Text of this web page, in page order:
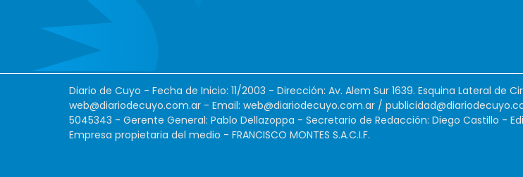
Diario de Cuyo - Fecha de Inicio: 11/2003 - Dirección: Av. Alem Sur 1639. Esquina Lateral de
web@diariodecuyo.com.ar - Email: web@diariodecuyo.com.ar /
5045343 - Gerente General: Pablo Dellazoppa - Secretario de Redacción: Diego Castillo -
Empresa propietaria del medio - FRANCISCO MONTES S.A.C.I.F.